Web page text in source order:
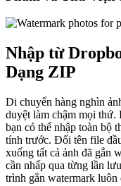
Nhập từ
Dạng ZIP
Di chuyển hàng nghìn
duyệt làm chậm mọi
bạn có thể nhập toàn bộ
tính trước. Đổi tên file
xuống tất cả ảnh đã gắn
cần nhấp qua từng lần
trình gắn watermark